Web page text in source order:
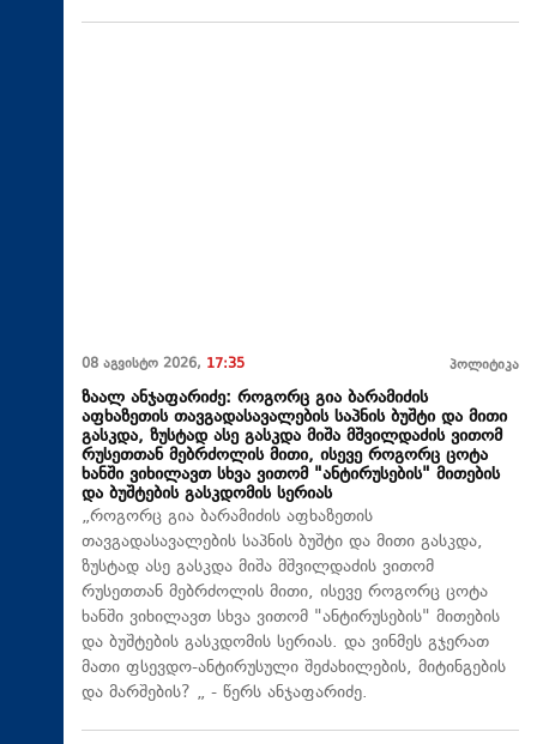
08 აგვისტო 2026, 17:35 პოლიტიკა
ზაალ ანჯაფარიძე: როგორც გია ბარამიძის
აფხაზეთის თავგადასავალების საპნის ბუშტი და მითი
გასკდა, ზუსტად ასე გასკდა მიშა მშვილდაძის ვითომ
რუსეთთან მებრძოლის მითი, ისევე როგორც ცოტა
ხანში ვიხილავთ სხვა ვითომ "ანტირუსების" მითების
და ბუშტების გასკდომის სერიას
„როგორც გია ბარამიძის აფხაზეთის
თავგადასავალების საპნის ბუშტი და მითი გასკდა,
ზუსტად ასე გასკდა მიშა მშვილდაძის ვითომ
რუსეთთან მებრძოლის მითი, ისევე როგორც ცოტა
ხანში ვიხილავთ სხვა ვითომ "ანტირუსების" მითების
და ბუშტების გასკდომის სერიას. და ვინმეს გჯერათ
მათი ფსევდო-ანტირუსული შეძახილების, მიტინგების
და მარშების? „ - წერს ანჯაფარიძე.